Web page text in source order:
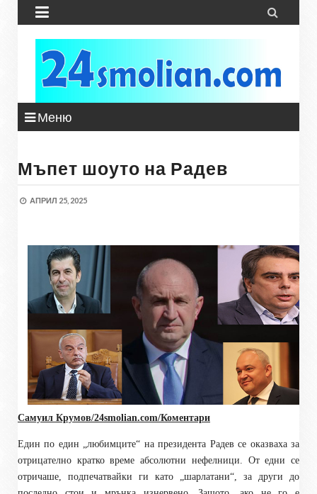
 
Меню
Мъпет шоуто на Радев
АПРИЛ 25, 2025
Самуил Крумов/24smolian.com/Коментари
Един по един „любимците“ на президента Радев се оказваха за
отрицателно кратко време абсолютни нефелници. От едни се
отричаше, подпечатвайки ги като „шарлатани“, за други до